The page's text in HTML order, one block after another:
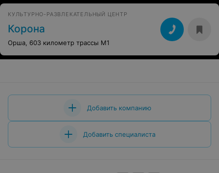
КУЛЬТУРНО-РАЗВЛЕКАТЕЛЬНЫЙ ЦЕНТР
Корона
Орша, 603 километр трассы M1
Добавить компанию
Добавить специалиста